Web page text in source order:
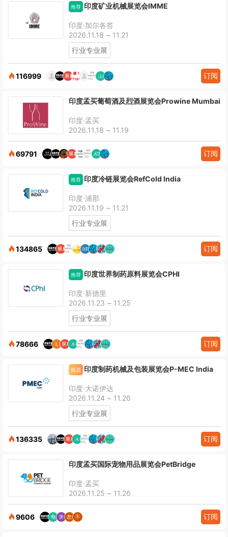
推荐 印度矿业机械展览会IMME
印度·加尔各答
2026.11.18 ~ 11.21
行业专业展
116999 订阅
印度孟买葡萄酒及烈酒展览会Prowine Mumbai
印度·孟买
2026.11.18 ~ 11.19
69791 订阅
推荐 印度冷链展览会RefCold India
印度·浦那
2026.11.19 ~ 11.21
行业专业展
134865 订阅
推荐 印度世界制药原料展览会CPHI
印度·新德里
2026.11.23 ~ 11.25
行业专业展
78666 订阅
精选 印度制药机械及包装展览会P-MEC India
印度·大诺伊达
2026.11.24 ~ 11.26
行业专业展
136335 订阅
印度孟买国际宠物用品展览会PetBridge
印度·孟买
2026.11.25 ~ 11.26
9606 订阅